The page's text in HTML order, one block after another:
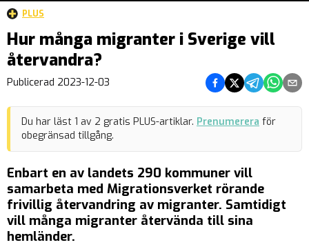
PLUS
Hur många migranter i Sverige vill
återvandra?
Publicerad 2023-12-03 Dela på Facebook
Dela på Twitter
Dela påDela på
Dela
Du har läst 1 av 2 gratis PLUS-artiklar. Prenumerera för
obegränsad tillgång.
Enbart en av landets 290 kommuner vill
samarbeta med Migrationsverket rörande
frivillig återvandring av migranter. Samtidigt
vill många migranter återvända till sina
hemländer.